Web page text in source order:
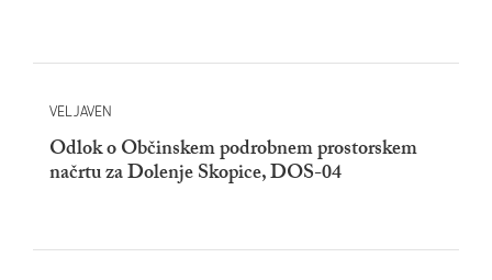
VELJAVEN
Odlok o Občinskem podrobnem prostorskem
načrtu za Dolenje Skopice, DOS-04